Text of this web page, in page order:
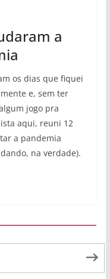
a
os dias que fiquei
e, sem ter
jogo pra
aqui, reuni 12
a pandemia
na verdade).